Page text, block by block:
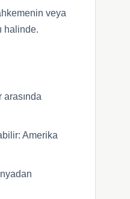
veya
halinde.
Amerika